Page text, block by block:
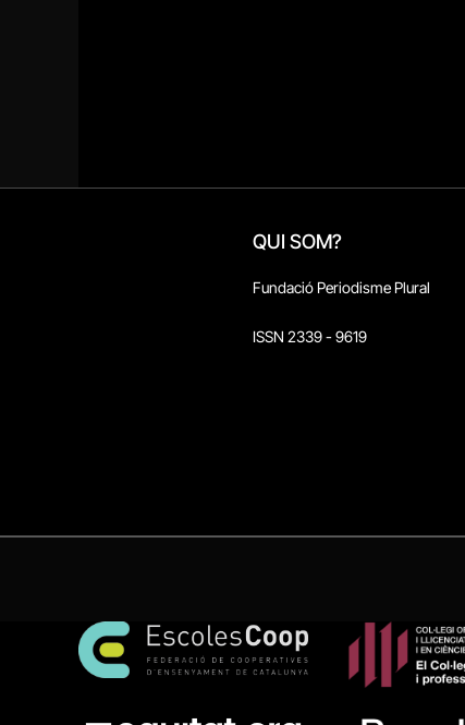
QUI SOM?
Fundació Periodisme Plural
ISSN 2339 - 9619